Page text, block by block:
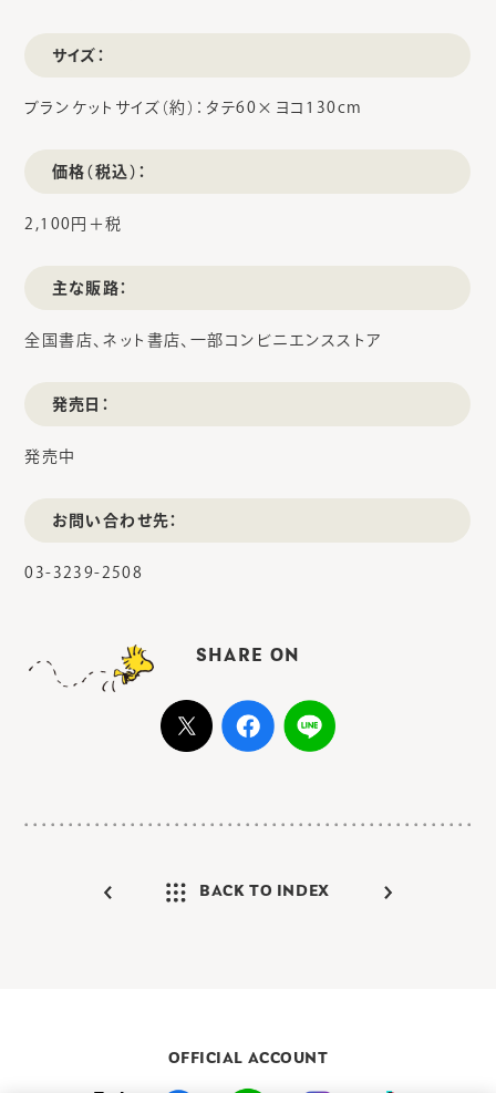
サイズ：
ブランケットサイズ（約）：タテ60×ヨコ130cm
価格（税込）：
2,100円＋税
主な販路：
全国書店、ネット書店、一部コンビニエンスストア
発売日：
発売中
お問い合わせ先：
03-3239-2508
SHARE ON
BACK TO INDEX
OFFICIAL ACCOUNT